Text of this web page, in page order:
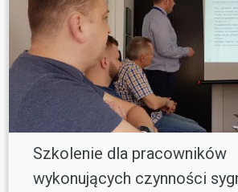
Szkolenie dla pracowników
wykonujących czynności